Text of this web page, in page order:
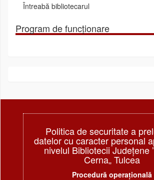
Întreabă bibliotecarul
Program de funcționare
Politica de securitate a
datelor cu caracter personal
nivelul Bibliotecii Judeţene
Cerna„ Tulcea
Procedură operațională